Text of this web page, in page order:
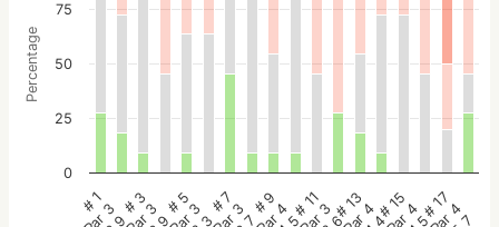
Percentage
# 1
Par 3 # 3
Par 3 # 5
Par 3 # 7
Par 3 # 9
Par 4# 11
Par 3# 13
Par 4# 15
Par 4# 17
Par 4
0
25
50
75